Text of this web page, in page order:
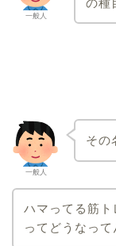
一般人
一般人
その
ハマってる筋ト
ってどうなって